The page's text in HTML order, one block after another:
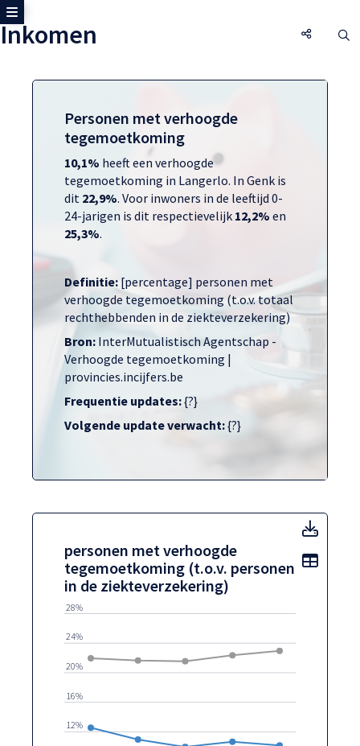
Inkomen
Toon zijmenu
Personen met verhoogde
tegemoetkoming
10,1% heeft een verhoogde
tegemoetkoming in Langerlo. In Genk is
dit 22,9%. Voor inwoners in de leeftijd 0-
24-jarigen is dit respectievelijk 12,2% en
25,3%.
Definitie: [percentage] personen met
verhoogde tegemoetkoming (t.o.v. totaal
rechthebbenden in de ziekteverzekering)
Bron: InterMutualistisch Agentschap -
Verhoogde tegemoetkoming |
provincies.incijfers.be
Frequentie updates:{?}
Volgende update verwacht:{?}
personen met verhoogde
tegemoetkoming (t.o.v. personen
in de ziekteverzekering)
12%
16%
20%
24%
28%
Toon